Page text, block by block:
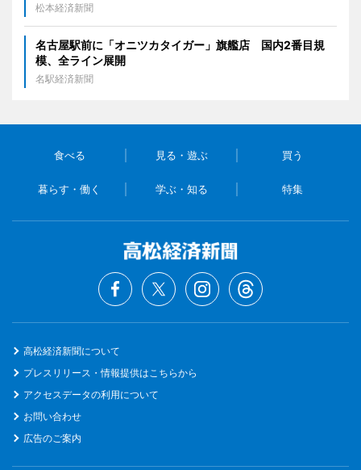
松本経済新聞
名古屋駅前に「オニツカタイガー」旗艦店 国内2番目規
模、全ライン展開
名駅経済新聞
食べる 見る・遊ぶ 買う
暮らす・働く 学ぶ・知る 特集
高松経済新聞について
プレスリリース・情報提供はこちらから
アクセスデータの利用について
お問い合わせ
広告のご案内